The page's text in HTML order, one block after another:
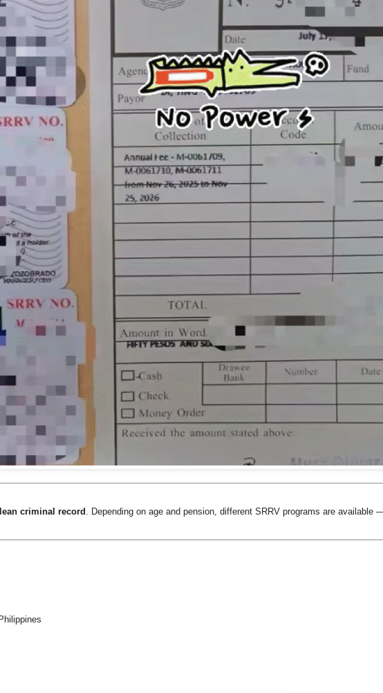
criminal record
. Depending on age and pension, different SRRV programs are